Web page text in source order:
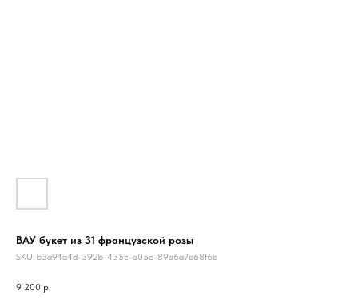
ВАУ букет из 31 французской розы
SKU: b3a94a4d-392b-435c-a05e-89a6a7b68f6b
9 200 р.